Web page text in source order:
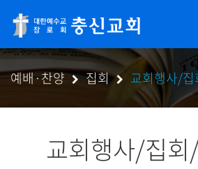
예배·찬양 집회 교회행사/
교회행사/집